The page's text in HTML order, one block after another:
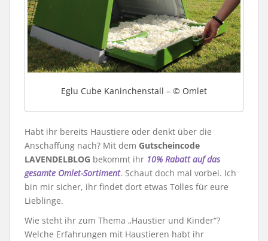
Eglu Cube Kaninchenstall – © Omlet
Habt ihr bereits Haustiere oder denkt über die
Anschaffung nach? Mit dem Gutscheincode
LAVENDELBLOG bekommt ihr 10% Rabatt auf das
gesamte Omlet-Sortiment. Schaut doch mal vorbei. Ich
bin mir sicher, ihr findet dort etwas Tolles für eure
Lieblinge.
Wie steht ihr zum Thema „Haustier und Kinder“?
Welche Erfahrungen mit Haustieren habt ihr